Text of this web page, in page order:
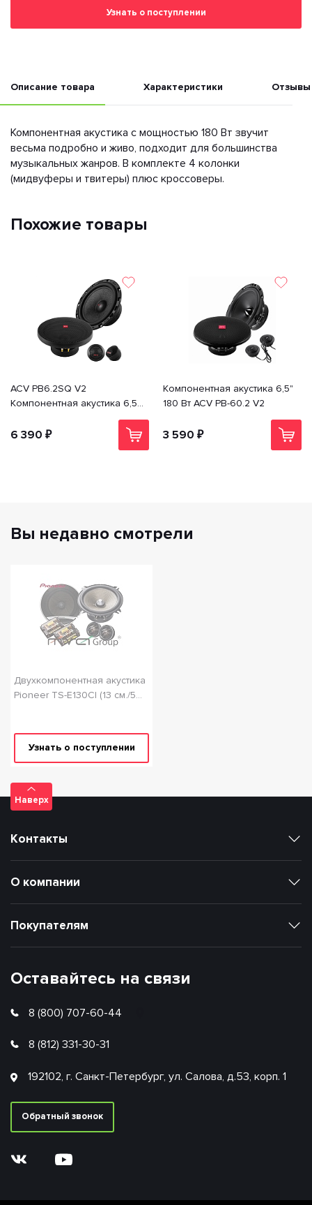
Узнать о поступлении
Описание товара Характеристики Отзывы
Компонентная акустика с мощностью 180 Вт звучит
весьма подробно и живо, подходит для большинства
музыкальных жанров. В комплекте 4 колонки
(мидвуферы и твитеры) плюс кроссоверы.
Похожие товары
ACV PB6.2SQ V2
Компонентная акустика 6,5"
6 390 ₽
Компонентная акустика 6,5"
180 Вт ACV PB-60.2 V2
3 590 ₽
Вы недавно смотрели
Двухкомпонентная акустика
Pioneer TS-E130CI (13 см./5
Узнать о поступлении
Наверх
Оставайтесь на связи
8 (800) 707-60-44
8 (812) 331-30-31
192102, г. Санкт-Петербург, ул. Салова, д.53, корп. 1
Обратный звонок
Покупателям
О компании
Контакты